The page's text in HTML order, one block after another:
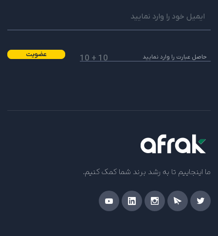
10 + 10 عضویت
ما اینجاییم تا به رشد برند شما کمک کنیم.